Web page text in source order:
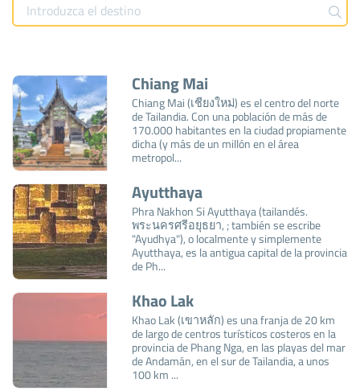
Chiang Mai
Chiang Mai (เชียงใหม่) es el centro del norte
de Tailandia. Con una población de más de
170.000 habitantes en la ciudad propiamente
dicha (y más de un millón en el área
metropol...
Ayutthaya
Phra Nakhon Si Ayutthaya (tailandés.
พระนครศรีอยุธยา, ; también se escribe
"Ayudhya"), o localmente y simplemente
Ayutthaya, es la antigua capital de la provincia
de Ph...
Khao Lak
Khao Lak (เขาหลัก) es una franja de 20 km
de largo de centros turísticos costeros en la
provincia de Phang Nga, en las playas del mar
de Andamán, en el sur de Tailandia, a unos
100 km ...